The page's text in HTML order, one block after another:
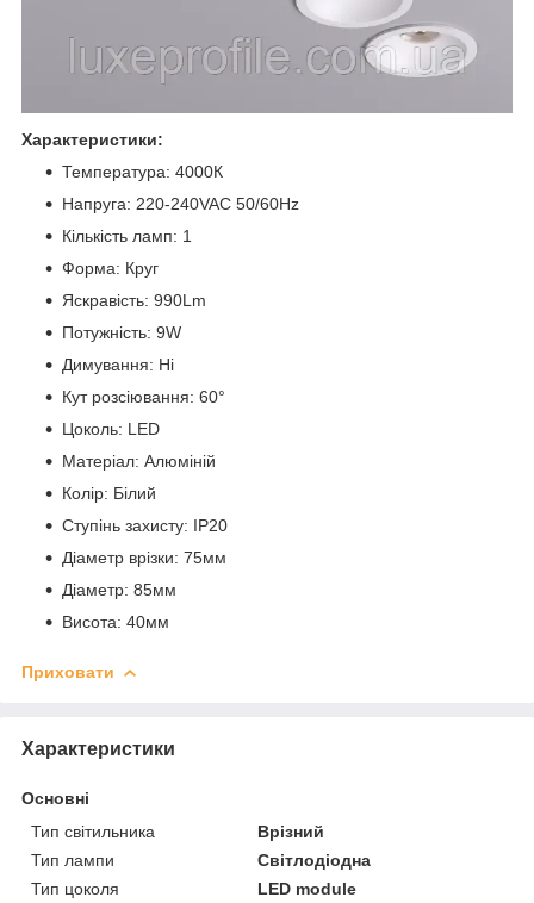
Характеристики:
Температура: 4000К
Напруга: 220-240VAC 50/60Hz
Кількість ламп: 1
Форма: Круг
Яскравість: 990Lm
Потужність: 9W
Димування: Ні
Кут розсіювання: 60°
Цоколь: LED
Матеріал: Алюміній
Колір: Білий
Ступінь захисту: IP20
Діаметр врізки: 75мм
Діаметр: 85мм
Висота: 40мм
Приховати
Характеристики
Основні
Тип світильника
Врізний
Тип лампи
Світлодіодна
Тип цоколя
LED module